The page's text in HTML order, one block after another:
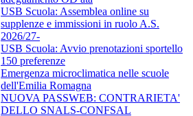
USB Scuola: Assemblea online su
supplenze e immissioni in ruolo A.S.
2026/27-
USB Scuola: Avvio prenotazioni sportello
150 preferenze
Emergenza microclimatica nelle scuole
dell'Emilia Romagna
NUOVA PASSWEB: CONTRARIETA'
DELLO SNALS-CONFSAL